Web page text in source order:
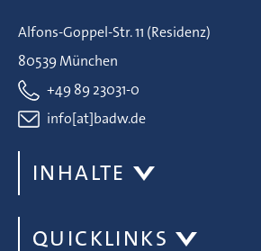
Alfons-Goppel-Str. 11 (Residenz)
80539 München
+49 89 23031-0
info[at]badw.de
INHALTE
QUICKLINKS